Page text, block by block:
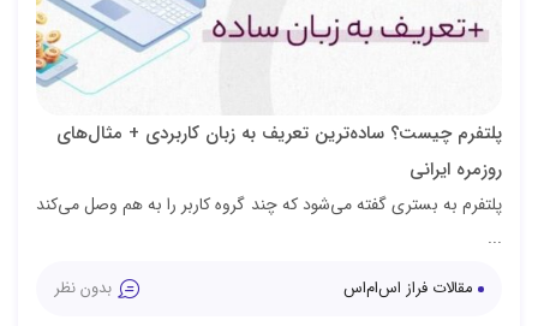
پلتفرم چیست؟ ساده‌ترین تعریف به زبان کاربردی + مثال‌های
روزمره ایرانی
پلتفرم به بستری گفته می‌شود که چند گروه کاربر را به هم وصل می‌کند
...
مقالات فراز اس‌ام‌اس بدون نظر